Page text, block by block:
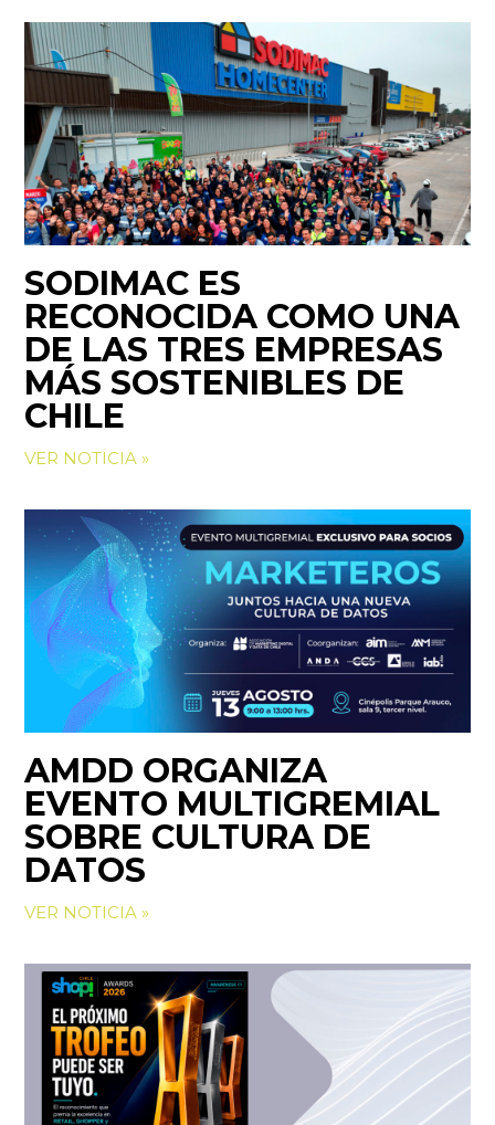
SODIMAC ES
RECONOCIDA COMO UNA
DE LAS TRES EMPRESAS
MÁS SOSTENIBLES DE
CHILE
VER NOTICIA »
AMDD ORGANIZA
EVENTO MULTIGREMIAL
SOBRE CULTURA DE
DATOS
VER NOTICIA »